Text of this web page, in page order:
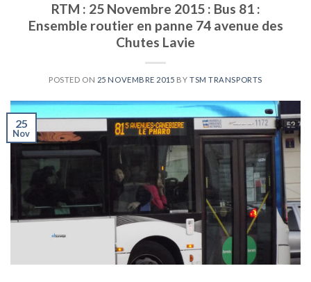
RTM : 25 Novembre 2015 : Bus 81 :
Ensemble routier en panne 74 avenue des
Chutes Lavie
POSTED ON 25 NOVEMBRE 2015 BY TSM TRANSPORTS
25
Nov